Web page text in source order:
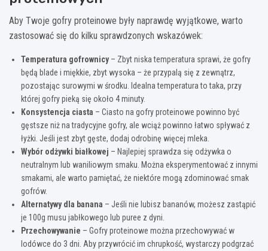
Aby Twoje gofry proteinowe były naprawdę wyjątkowe, warto
zastosować się do kilku sprawdzonych wskazówek:
Temperatura gofrownicy– Zbyt niska temperatura sprawi, że gofry
będą blade i miękkie, zbyt wysoka – że przypalą się z zewnątrz,
pozostając surowymi w środku. Idealna temperatura to taka, przy
której gofry pieką się około 4 minuty.
Konsystencja ciasta – Ciasto na gofry proteinowe powinno być
gęstsze niż na tradycyjne gofry, ale wciąż powinno łatwo spływać z
łyżki. Jeśli jest zbyt gęste, dodaj odrobinę więcej mleka.
Wybór odżywki białkowej – Najlepiej sprawdza się odżywka o
neutralnym lub waniliowym smaku. Można eksperymentować z innymi
smakami, ale warto pamiętać, że niektóre mogą zdominować smak
gofrów.
Alternatywy dla banana – Jeśli nie lubisz bananów, możesz zastąpić
je 100g musu jabłkowego lub puree z dyni.
Przechowywanie – Gofry proteinowe można przechowywać w
lodówce do 3 dni. Aby przywrócić im chrupkość, wystarczy podgrzać